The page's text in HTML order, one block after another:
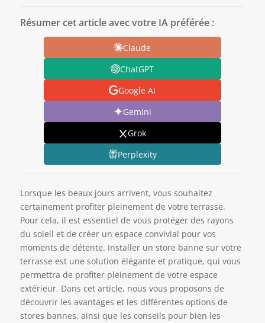
Résumer cet article avec votre IA préférée :
Claude
ChatGPT
Google AI
Gemini
Grok
Perplexity
Lorsque les beaux jours arrivent, vous souhaitez
certainement profiter pleinement de votre terrasse.
Pour cela, il est essentiel de vous protéger des rayons
du soleil et de créer un espace convivial pour vos
moments de détente. Installer un store banne sur votre
terrasse est une solution élégante et pratique, qui vous
permettra de profiter pleinement de votre espace
extérieur. Dans cet article, nous vous proposons de
découvrir les avantages et les différentes options de
stores bannes, ainsi que les conseils pour bien les